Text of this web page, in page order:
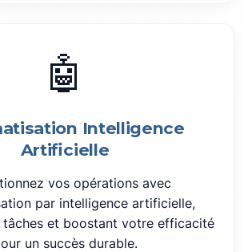
🤖
Intelligence
Artificielle
vos opérations avec
par intelligence artificielle,
tâches et boostant votre efficacité
un succès durable.